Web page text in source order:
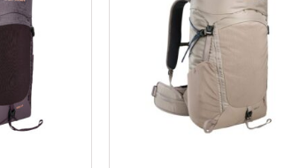
לבחור
האפשרויות
בעמוד
המוצר